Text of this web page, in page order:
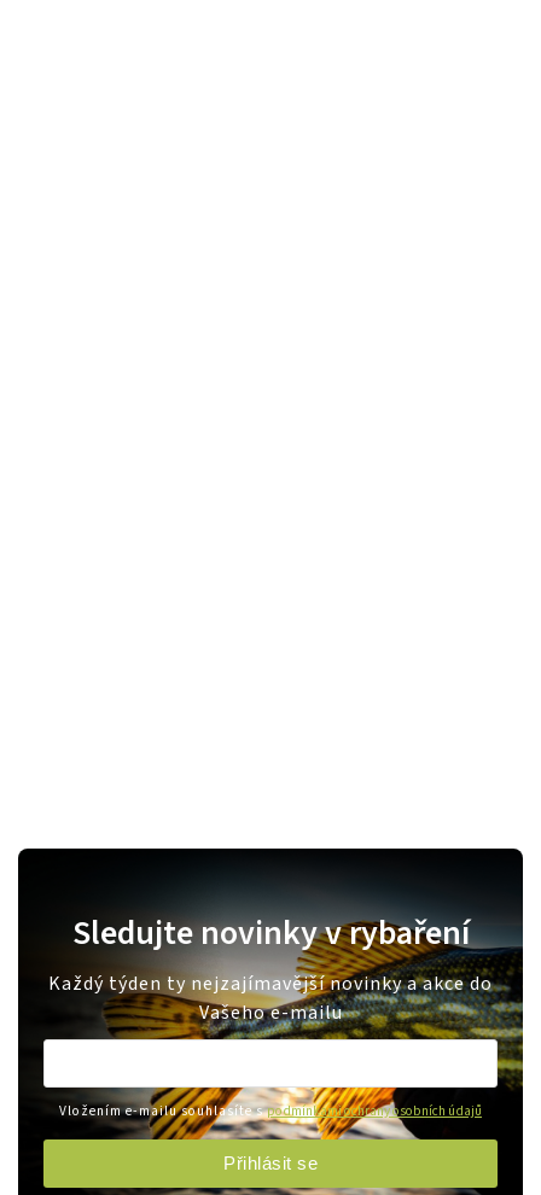
Sledujte novinky v rybaření
Každý týden ty nejzajímavější novinky a akce do
Vašeho e-mailu
Vložením e-mailu souhlasíte spodmínkami ochrany osobních údajů
Přihlásit se